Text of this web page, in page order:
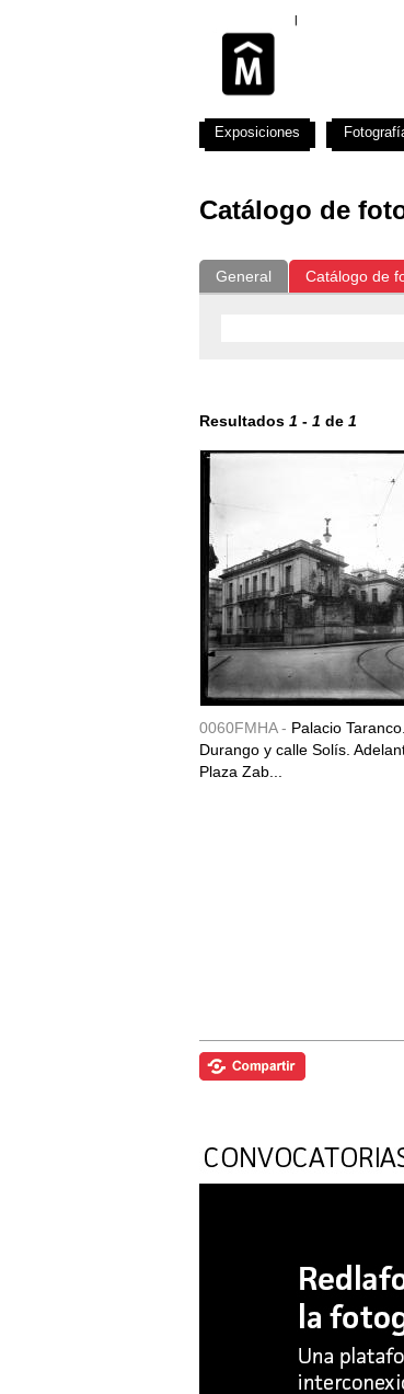
Catálogo de
General Catálogo de
Resultados 1 - 1 de 1
0060FMHA - Palacio
Durango y calle Solís.
Plaza Zab...
Exposiciones